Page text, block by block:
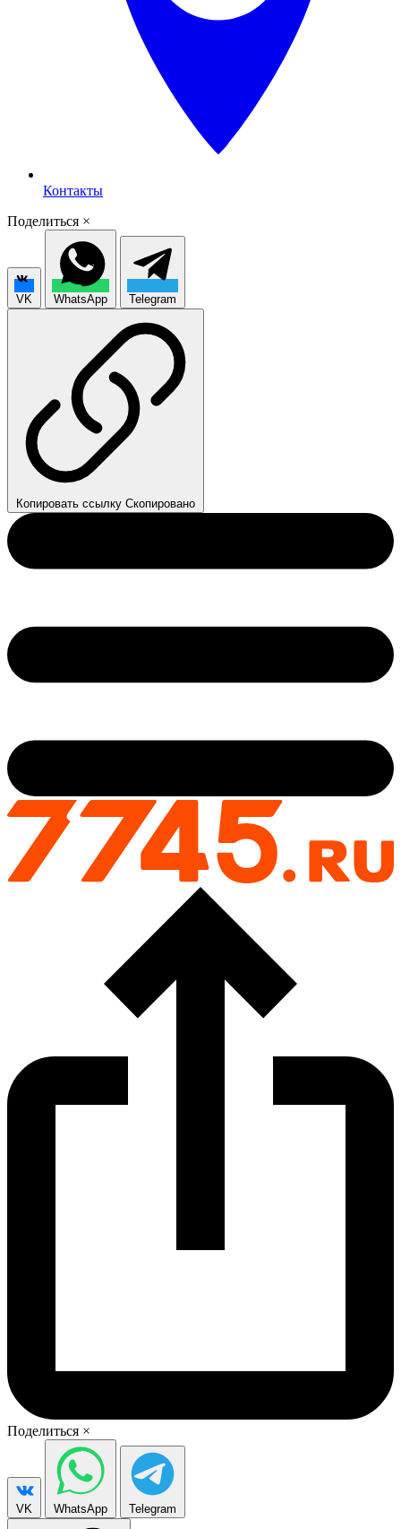
Контакты
Поделиться ×
VK WhatsApp Telegram
Копировать ссылку Скопировано
Поделиться ×
VK WhatsApp Telegram